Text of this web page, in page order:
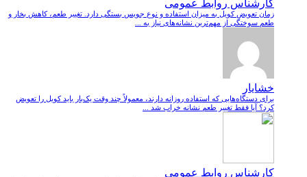
کارشناس روابط عمومی
زمان تعویض کویل به میزان استفاده و نوع جویس بستگی دارد. تغییر طعم، کاهش بخار و
طعم سوختگی از مهم‌ترین نشانه‌های نیاز به ...
خشایار
برای دستگاه‌هایی که استفاده روزانه دارند، معمولاً چند وقت یک‌بار باید کویل را تعویض
کرد؟ آیا فقط تغییر طعم نشانه خراب شد ...
کارشناس روابط عمومی